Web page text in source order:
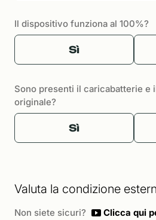
Il dispositivo funziona al 100%?
Sì
Sono presenti il caricabatterie e
originale?
Sì
Valuta la condizione
Non siete sicuri?
Clicca qui